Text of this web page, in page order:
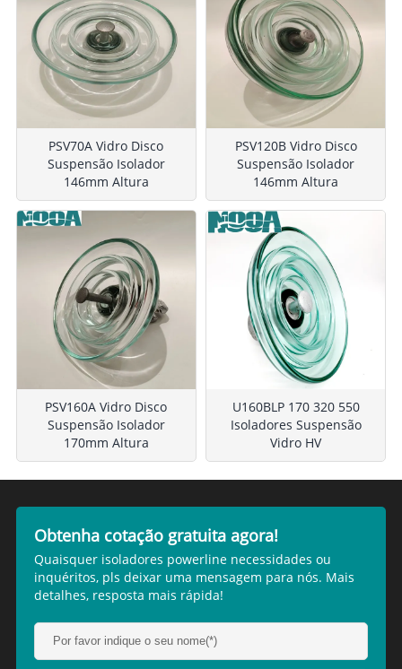
PSV70A Vidro Disco
Suspensão Isolador
146mm Altura
PSV120B Vidro Disco
Suspensão Isolador
146mm Altura
PSV160A Vidro Disco
Suspensão Isolador
170mm Altura
U160BLP 170 320 550
Isoladores Suspensão
Vidro HV
Obtenha cotação gratuita agora!
Quaisquer isoladores powerline necessidades ou
inquéritos, pls deixar uma mensagem para nós. Mais
detalhes, resposta mais rápida!